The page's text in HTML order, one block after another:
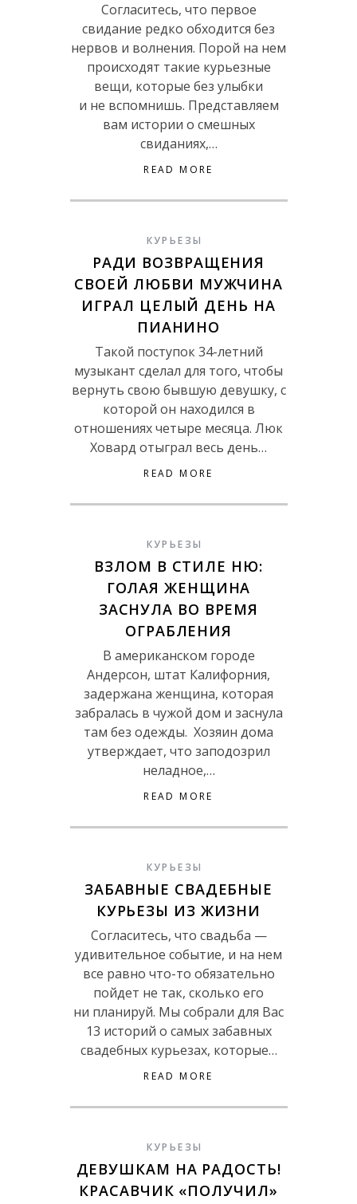
Согласитесь, что первое
свидание редко обходится без
нервов и волнения. Порой на нем
происходят такие курьезные
вещи, которые без улыбки
и не вспомнишь. Представляем
вам истории о смешных
свиданиях,…
READ MORE
КУРЬЕЗЫ
РАДИ ВОЗВРАЩЕНИЯ
СВОЕЙ ЛЮБВИ МУЖЧИНА
ИГРАЛ ЦЕЛЫЙ ДЕНЬ НА
ПИАНИНО
Такой поступок 34-летний
музыкант сделал для того, чтобы
вернуть свою бывшую девушку, с
которой он находился в
отношениях четыре месяца. Люк
Ховард отыграл весь день…
READ MORE
КУРЬЕЗЫ
ВЗЛОМ В СТИЛЕ НЮ:
ГОЛАЯ ЖЕНЩИНА
ЗАСНУЛА ВО ВРЕМЯ
ОГРАБЛЕНИЯ
В американском городе
Андерсон, штат Калифорния,
задержана женщина, которая
забралась в чужой дом и заснула
там без одежды. Хозяин дома
утверждает, что заподозрил
неладное,…
READ MORE
КУРЬЕЗЫ
ЗАБАВНЫЕ СВАДЕБНЫЕ
КУРЬЕЗЫ ИЗ ЖИЗНИ
Согласитесь, что свадьба —
удивительное событие, и на нем
все равно что-то обязательно
пойдет не так, сколько его
ни планируй. Мы собрали для Вас
13 историй о самых забавных
свадебных курьезах, которые…
READ MORE
КУРЬЕЗЫ
ДЕВУШКАМ НА РАДОСТЬ!
КРАСАВЧИК «ПОЛУЧИЛ»